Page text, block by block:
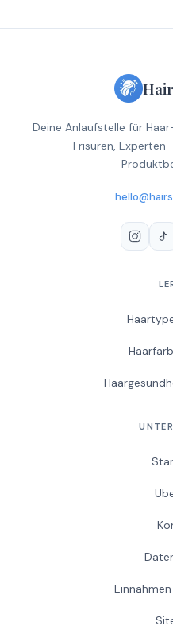
Deine Anlaufstelle für
Frisuren,